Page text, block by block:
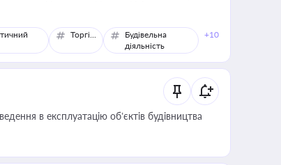
Торгівля
Будівельна
діяльність
+10
в експлуатацію об’єктів будівництва